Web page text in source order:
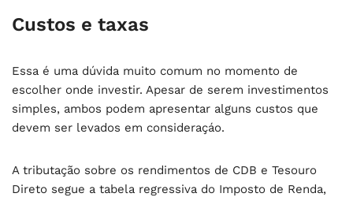
Custos e taxas
Essa é uma dúvida muito comum no momento de
escolher onde investir. Apesar de serem investimentos
simples, ambos podem apresentar alguns custos que
devem ser levados em consideraçáo.
A tributação sobre os rendimentos de CDB e Tesouro
Direto segue a tabela regressiva do Imposto de Renda,